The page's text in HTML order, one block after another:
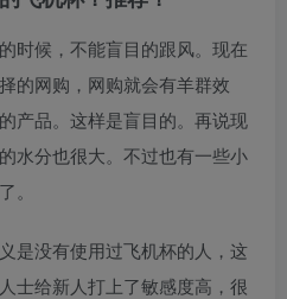
时候，不能盲目的跟风。现在
的网购，网购就会有羊群效
产品。这样是盲目的。再说现
水分也很大。不过也有一些小
。
是没有使用过飞机杯的人，这
士给新人打上了敏感度高，很